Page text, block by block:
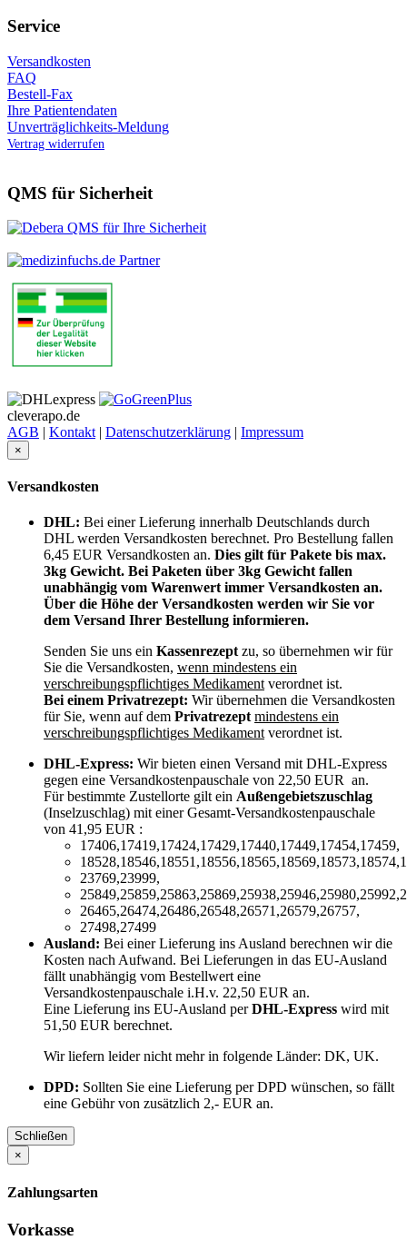
Service
Versandkosten
FAQ
Bestell-Fax
Ihre Patientendaten
Unverträglichkeits-Meldung
Vertrag widerrufen
QMS für Sicherheit
cleverapo.de
AGB | Kontakt | Datenschutzerklärung | Impressum
×
Versandkosten
DHL: Bei einer Lieferung innerhalb Deutschlands durch
DHL werden Versandkosten berechnet. Pro Bestellung fallen
6,45 EUR Versandkosten an. Dies gilt für Pakete bis max.
3kg Gewicht. Bei Paketen über 3kg Gewicht fallen
unabhängig vom Warenwert immer Versandkosten an.
Über die Höhe der Versandkosten werden wir Sie vor
dem Versand Ihrer Bestellung informieren.
Senden Sie uns ein Kassenrezeptzu, so übernehmen wir für
Sie die Versandkosten, wenn mindestens ein
verschreibungspflichtiges Medikamentverordnet ist.
Bei einem Privatrezept: Wir übernehmen die Versandkosten
für Sie, wenn auf dem Privatrezept mindestens ein
verschreibungspflichtiges Medikamentverordnet ist.
DHL-Express: Wir bieten einen Versand mit DHL-Express
gegen eine Versandkostenpauschale von 22,50 EUR an.
Für bestimmte Zustellorte gilt ein Außengebietszuschlag
(Inselzuschlag) mit einer Gesamt-Versandkostenpauschale
von 41,95 EUR :
17406,17419,17424,17429,17440,17449,17454,17459,
23769,23999,
26465,26474,26486,26548,26571,26579,26757,
27498,27499
Ausland: Bei einer Lieferung ins Ausland berechnen wir die
Kosten nach Aufwand. Bei Lieferungen in das EU-Ausland
fällt unabhängig vom Bestellwert eine
Versandkostenpauschale i.H.v. 22,50 EUR an.
Eine Lieferung ins EU-Ausland perDHL-Express wird mit
51,50 EUR berechnet.
Wir liefern leider nicht mehr in folgende Länder: DK, UK.
DPD: Sollten Sie eine Lieferung per DPD wünschen, so fällt
eine Gebühr von zusätzlich 2,- EUR an.
Schließen
×
Zahlungsarten
Vorkasse